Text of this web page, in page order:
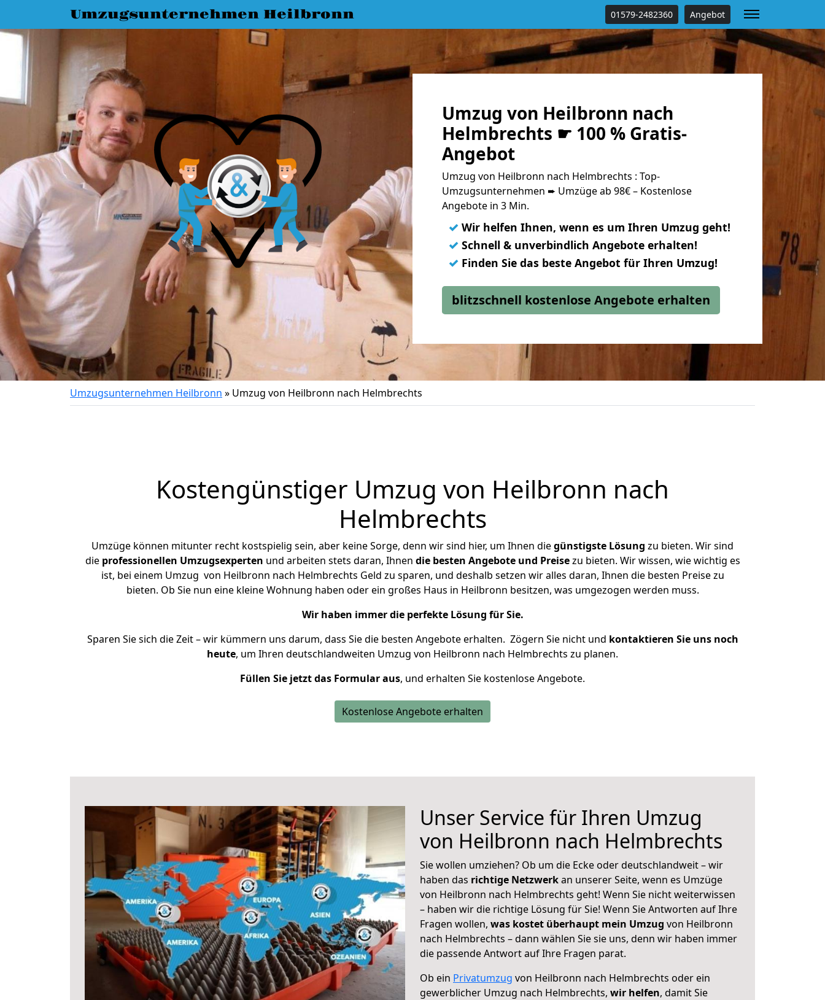
Umzugsunternehmen Heilbronn 01579-2482360 Angebot
Umzug von Heilbronn nach
Helmbrechts ☛ 100 % Gratis-
Angebot
Umzug von Heilbronn nach Helmbrechts : Top-
Umzugsunternehmen ➨ Umzüge ab 98€ – Kostenlose
Angebote in 3 Min.
✓ Wir helfen Ihnen, wenn es um Ihren Umzug geht!
✓ Schnell & unverbindlich Angebote erhalten!
✓ Finden Sie das beste Angebot für Ihren Umzug!
blitzschnell kostenlose Angebote erhalten
Umzugsunternehmen Heilbronn » Umzug von Heilbronn nach Helmbrechts
Kostengünstiger Umzug von Heilbronn nach
Helmbrechts
Umzüge können mitunter recht kostspielig sein, aber keine Sorge, denn wir sind hier, um Ihnen diegünstigste Lösung zu bieten. Wir sind
die professionellen Umzugsexperten und arbeiten stets daran, Ihnen die besten Angebote und Preisezu bieten. Wir wissen, wie wichtig es
ist, bei einem Umzug von Heilbronn nach Helmbrechts Geld zu sparen, und deshalb setzen wir alles daran, Ihnen die besten Preise zu
bieten. Ob Sie nun eine kleine Wohnung haben oder ein großes Haus in Heilbronn besitzen, was umgezogen werden muss.
Wir haben immer die perfekte Lösung für Sie.
Sparen Sie sich die Zeit – wir kümmern uns darum, dass Sie die besten Angebote erhalten. Zögern Sie nicht und kontaktieren Sie uns noch
heute, um Ihren deutschlandweiten Umzug von Heilbronn nach Helmbrechts zu planen.
Füllen Sie jetzt das Formular aus, und erhalten Sie kostenlose Angebote.
Kostenlose Angebote erhalten
Unser Service für Ihren Umzug
von Heilbronn nach Helmbrechts
Sie wollen umziehen? Ob um die Ecke oder deutschlandweit – wir
haben das richtige Netzwerkan unserer Seite, wenn es Umzüge
von Heilbronn nach Helmbrechts geht! Wenn Sie nicht weiterwissen
– haben wir die richtige Lösung für Sie! Wenn Sie Antworten auf Ihre
Fragen wollen, was kostet überhaupt mein Umzug von Heilbronn
nach Helmbrechts – dann wählen Sie sie uns, denn wir haben immer
die passende Antwort auf Ihre Fragen parat.
Ob ein Privatumzug von Heilbronn nach Helmbrechts oder ein
gewerblicher Umzug nach Helmbrechts, wir helfen, damit Sie